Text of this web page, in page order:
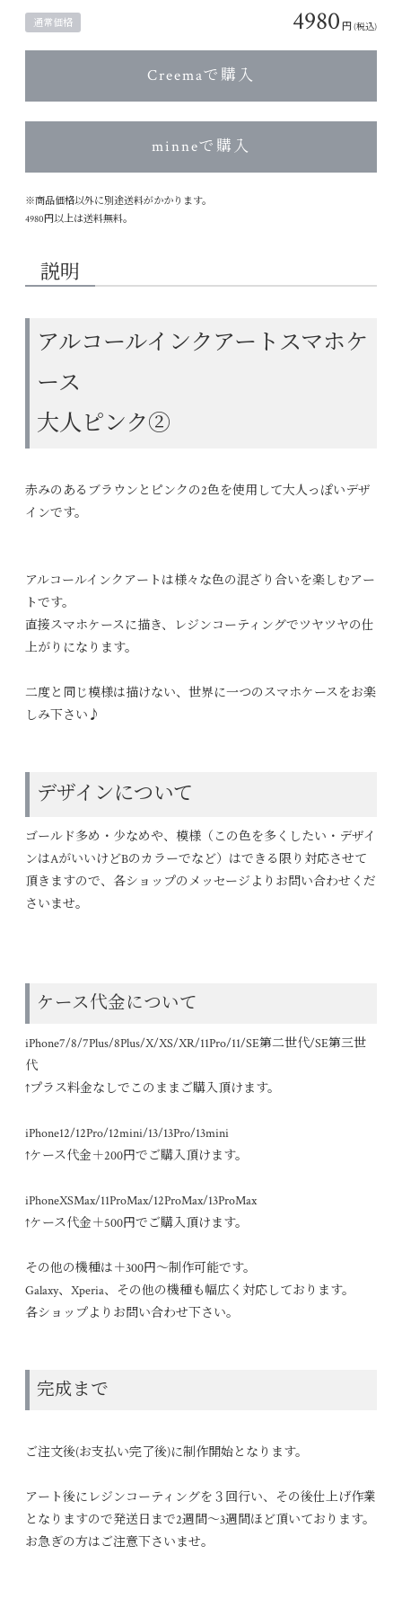
通常価格 4980 円(税込)
Creemaで購入
minneで購入
※商品価格以外に別途送料がかかります。
4980円以上は送料無料。
説明
アルコールインクアートスマホケ
ース
大人ピンク②
赤みのあるブラウンとピンクの2色を使用して大人っぽいデザ
インです。
アルコールインクアートは様々な色の混ざり合いを楽しむアー
トです。
直接スマホケースに描き、レジンコーティングでツヤツヤの仕
上がりになります。
二度と同じ模様は描けない、世界に一つのスマホケースをお楽
しみ下さい♪
デザインについて
ゴールド多め・少なめや、模様（この色を多くしたい・デザイ
ンはAがいいけどBのカラーでなど）はできる限り対応させて
頂きますので、各ショップのメッセージよりお問い合わせくだ
さいませ。
ケース代金について
iPhone7/8/7Plus/8Plus/X/XS/XR/11Pro/11/SE第二世代/SE第三世
代
↑プラス料金なしでこのままご購入頂けます。
iPhone12/12Pro/12mini/13/13Pro/13mini
↑ケース代金＋200円でご購入頂けます。
iPhoneXSMax/11ProMax/12ProMax/13ProMax
↑ケース代金＋500円でご購入頂けます。
その他の機種は＋300円～制作可能です。
Galaxy、Xperia、その他の機種も幅広く対応しております。
各ショップよりお問い合わせ下さい。
完成まで
ご注文後(お支払い完了後)に制作開始となります。
アート後にレジンコーティングを３回行い、その後仕上げ作業
となりますので発送日まで2週間〜3週間ほど頂いております。
お急ぎの方はご注意下さいませ。